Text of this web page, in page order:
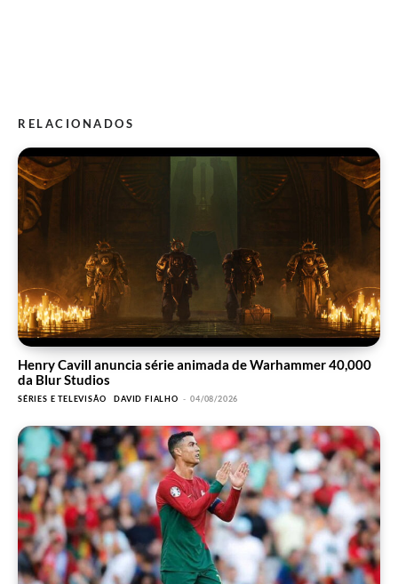
RELACIONADOS
Henry Cavill anuncia série animada de Warhammer 40,000
da Blur Studios
SÉRIES E TELEVISÃO DAVID FIALHO - 04/08/2026